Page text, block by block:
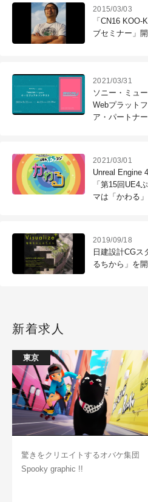
2015/03/03
「CN16
ブセミナー」
2021/03/31
ソニー・ミュ
Webプラット
ア・パートナ
2021/03/01
Unreal Engine
「第15回UE4
マは「かわる
2019/09/18
日建設計CGス
るちから」を
新着求人
東京
驚きをクリエイトするオバケ集団
Spooky graphic !!